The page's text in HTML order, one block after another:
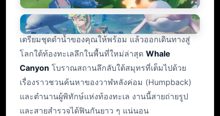
เตรียมชุดดำน้ำของคุณให้พร้อม แล้วออกเดินทางสู่
โลกใต้ท้องทะเลลึกในพื้นที่ใหม่ล่าสุด Whale
Canyon โบราณสถานลึกลับใต้สมุทรที่เต็มไปด้วย
เรื่องราวชวนค้นหาของวาฬหลังค่อม (Humpback)
และตำนานผู้พิทักษ์แห่งท้องทะเล งานนี้สายถ่ายรูป
และสายสำรวจได้ฟินกันยาว ๆ แน่นอน